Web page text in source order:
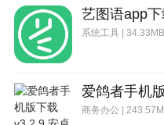
系统工具 | 34.33MB
商务办公 |